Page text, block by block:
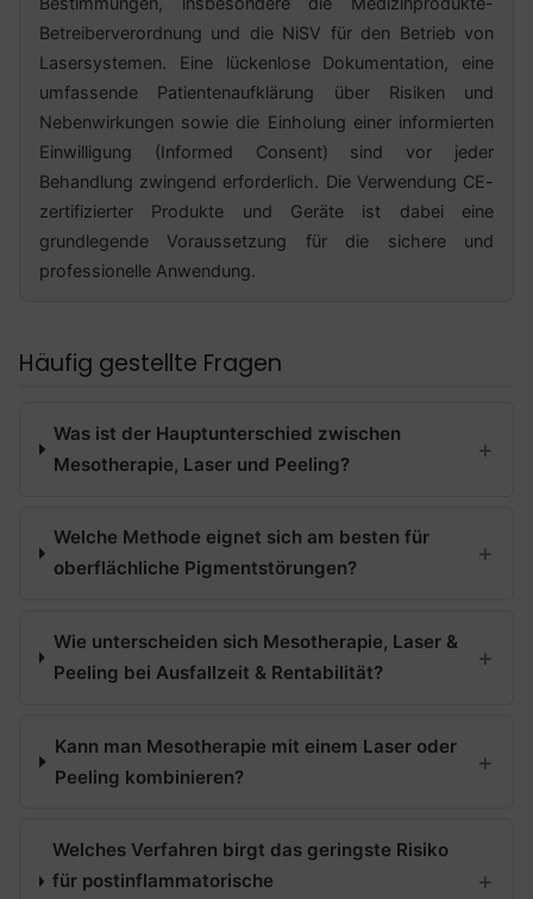
Betreiberverordnung und die NiSV für den Betrieb von
Lasersystemen. Eine lückenlose Dokumentation, eine
umfassende Patientenaufklärung über Risiken und
Nebenwirkungen sowie die Einholung einer informierten
Einwilligung (Informed Consent) sind vor jeder
Behandlung zwingend erforderlich. Die Verwendung CE-
zertifizierter Produkte und Geräte ist dabei eine
grundlegende Voraussetzung für die sichere und
professionelle Anwendung.
Häufig gestellte Fragen
Was ist der Hauptunterschied zwischen
Mesotherapie, Laser und Peeling?
Welche Methode eignet sich am besten für
oberflächliche Pigmentstörungen?
Wie unterscheiden sich Mesotherapie, Laser &
Peeling bei Ausfallzeit & Rentabilität?
Kann man Mesotherapie mit einem Laser oder
Peeling kombinieren?
Welches Verfahren birgt das geringste Risiko
für postinflammatorische